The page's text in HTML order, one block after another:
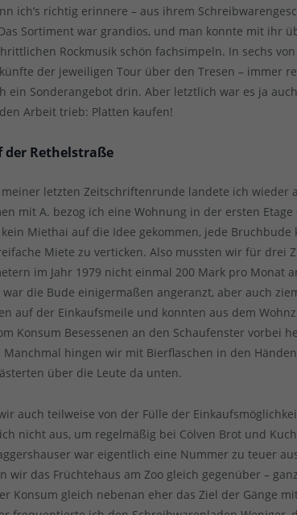
ich’s richtig erinnere – aus ihrem
Sortiment war grandios, und man konnte mit ihr
Rockmusik schön fachsimpeln. In sechs
der jeweiligen Tour über den Tresen – immer
ein Sonderangebot drin. Aber letztlich war es ja
Arbeit trieb: Platten kaufen!
der Rethelstraße
meiner letzten Zeitschriftenrunde landete ich wieder
mit A. bezog ich eine Wohnung in der ersten
Miethai auf die Idee gekommen, jede Bruchbude
Miete zu verticken. Also mussten wir für drei
im Jahr 1979 nicht einmal 200 Mark pro Monat
die Bude einigermaßen angeranzt, aber auch
auf der Einkaufsmeile und konnten aus dem
Konsum Besessenen an den Schaufenster vorbei
hingen wir mit Bierflaschen in den
über die Leute da unten.
auch teilweise von der Fülle der
nicht aus, um regelmäßig bei Cölven Brot und
war eigentlich eine Nummer zu teuer
wir das Früchtehaus am Zoo gleich gegenüber –
Konsum gleich nebenan eher das Ziel der Gänge